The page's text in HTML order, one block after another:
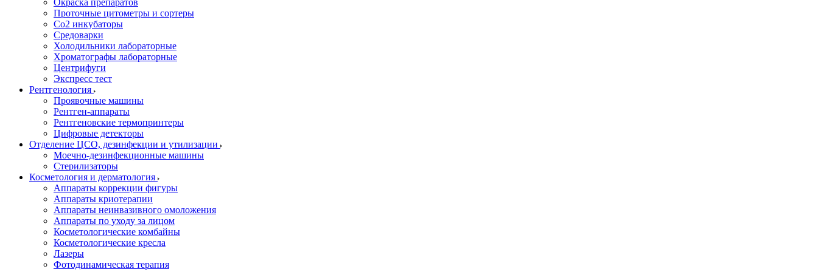
Окраска препаратов
Проточные цитометры и сортеры
Со2 инкубаторы
Средоварки
Холодильники лабораторные
Хроматографы лабораторные
Центрифуги
Экспресс тест
Рентгенология
Проявочные машины
Рентген-аппараты
Рентгеновские термопринтеры
Цифровые детекторы
Отделение ЦСО, дезинфекции и утилизации
Моечно-дезинфекционные машины
Стерилизаторы
Косметология и дерматология
Аппараты коррекции фигуры
Аппараты криотерапии
Аппараты неинвазивного омоложения
Аппараты по уходу за лицом
Косметологические комбайны
Косметологические кресла
Лазеры
Фотодинамическая терапия